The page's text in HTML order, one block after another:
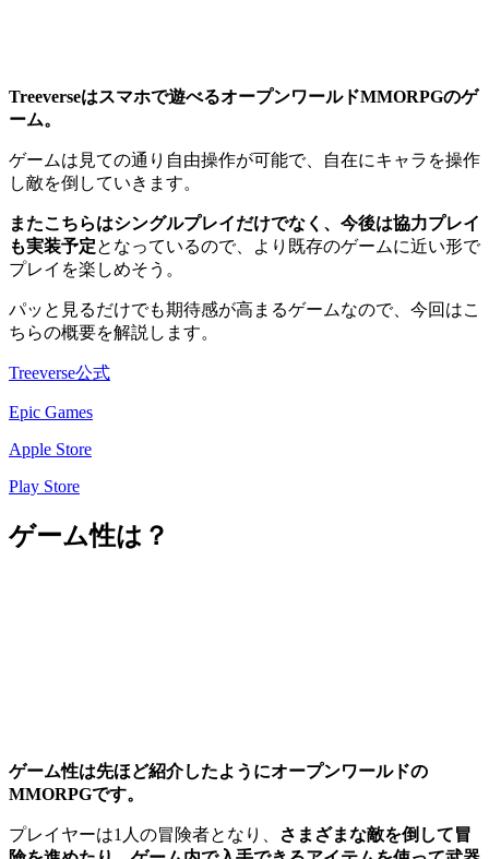
Treeverseはスマホで遊べるオープンワールドMMORPGのゲ
ーム。
ゲームは見ての通り自由操作が可能で、自在にキャラを操作
し敵を倒していきます。
またこちらはシングルプレイだけでなく、今後は協力プレイ
も実装予定となっているので、より既存のゲームに近い形で
プレイを楽しめそう。
パッと見るだけでも期待感が高まるゲームなので、今回はこ
ちらの概要を解説します。
Treeverse公式
Epic Games
Apple Store
Play Store
ゲーム性は？
ゲーム性は先ほど紹介したようにオープンワールドの
MMORPGです。
プレイヤーは1人の冒険者となり、
さまざまな敵を倒して冒